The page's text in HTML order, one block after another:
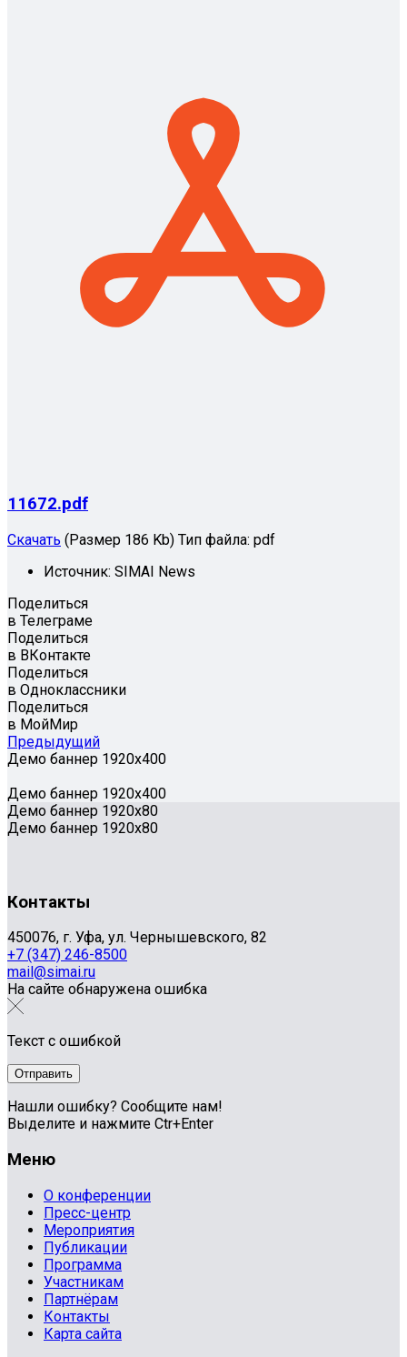
11672.pdf
Скачать (Размер 186 Kb) Тип файла: pdf
Источник: SIMAI News
Поделиться
в Телеграме
Поделиться
в ВКонтакте
Поделиться
в Одноклассники
Поделиться
в МойМир
Предыдущий
Демо баннер 1920х400
Демо баннер 1920х400
Демо баннер 1920x80
Демо баннер 1920x80
Контакты
450076, г. Уфа, ул. Чернышевского, 82
+7 (347) 246-8500
mail@simai.ru
На сайте обнаружена ошибка
Текст с ошибкой
Нашли ошибку? Сообщите нам!
Выделите и нажмите Ctr+Enter
Меню
О конференции
Пресс-центр
Мероприятия
Публикации
Программа
Участникам
Партнёрам
Контакты
Карта сайта